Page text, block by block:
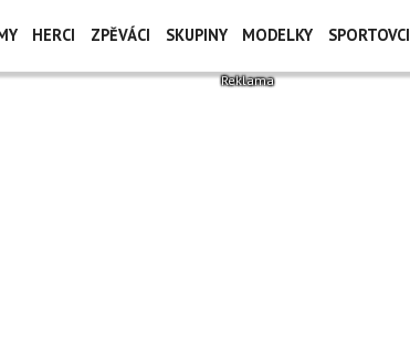
HERCI ZPĚVÁCI SKUPINY MODELKY SPORTOVCI